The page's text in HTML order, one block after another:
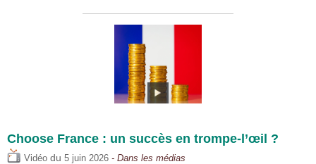
Choose France : un succès en trompe-l’œil ?
Vidéo du 5 juin 2026 - Dans les médias